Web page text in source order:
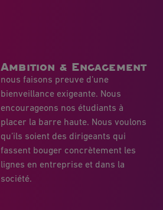
Ambition & Engagement
nous faisons preuve d’une
bienveillance exigeante. Nous
encourageons nos étudiants à
placer la barre haute. Nous voulons
qu’ils soient des dirigeants qui
fassent bouger concrètement les
lignes en entreprise et dans la
société.